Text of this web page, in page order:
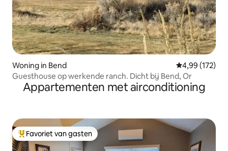
Woning in Bend Gemiddelde
4,99 (172)
Guesthouse op werkende ranch. Dicht bij Bend, Or
Appartementen met airconditioning
Topfavoriet van gasten
Favoriet van gasten